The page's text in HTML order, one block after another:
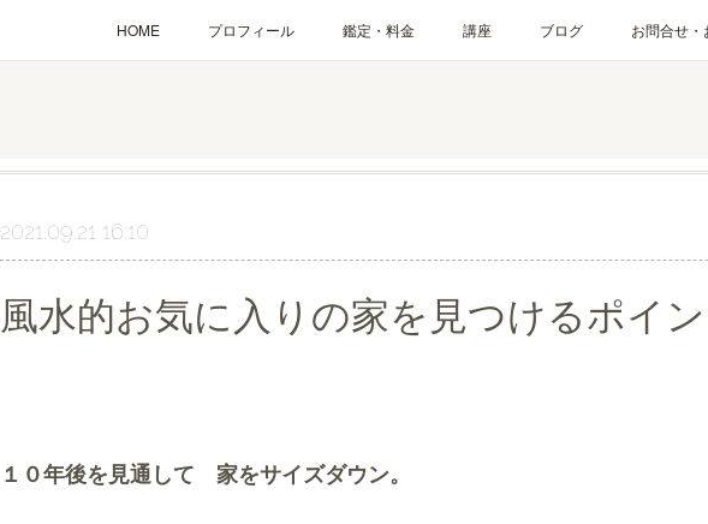
HOME プロフィール 鑑定・料金 講座 ブログ お問合せ
2021.09.21 16:10
風水的お気に入りの家を見つけるポイ
１０年後を見通して 家をサイズダウン。